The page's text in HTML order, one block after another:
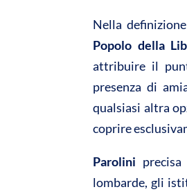
Nella
Popolo della
attribuire il
presenza di
qualsiasi altra
coprire
Parolini
lombarde, gli